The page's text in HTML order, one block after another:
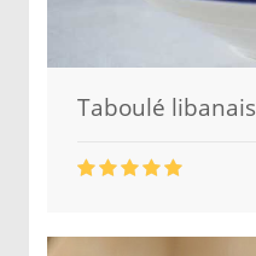
Taboulé libanais